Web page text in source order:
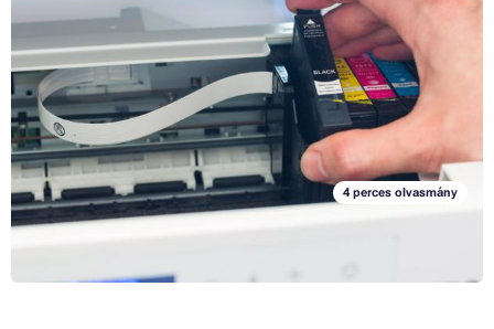
Mit tegyünk az elhasznált tonerekkel? Felújítás és új járda
Egy másik üres patron… Mielőtt kidobja az üres patront, gondolja át,
hogy nem tudná-e mégis felhasználni. Hogyan lehet sikeresen
újrahasznosítani, milyen egyéb feladatokat képes ellátni egy üres
toner, és hogyan szabaduljunk meg az üres patronoktól, ha elérték
élettartamuk végét?
Teljes cikk »
4 perces olvasmány